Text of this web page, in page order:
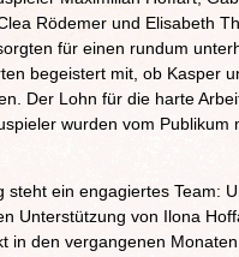
Rödemer und Elisabeth
für einen rundum
begeistert mit, ob Kasper
Der Lohn für die harte
wurden vom
steht ein engagiertes Team:
Unterstützung von Ilona
in den vergangenen